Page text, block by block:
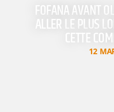
FOFANA AVANT
ALLER LE PLUS
CETTE
12